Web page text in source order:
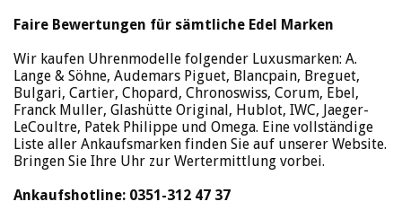
Faire Bewertungen für sämtliche Edel Marken
Wir kaufen Uhrenmodelle folgender Luxusmarken: A.
Lange & Söhne, Audemars Piguet, Blancpain, Breguet,
Bulgari, Cartier, Chopard, Chronoswiss, Corum, Ebel,
Franck Muller, Glashütte Original, Hublot, IWC, Jaeger-
LeCoultre, Patek Philippe und Omega. Eine vollständige
Liste aller Ankaufsmarken finden Sie auf unserer Website.
Bringen Sie Ihre Uhr zur Wertermittlung vorbei.
Ankaufshotline: 0351-312 47 37